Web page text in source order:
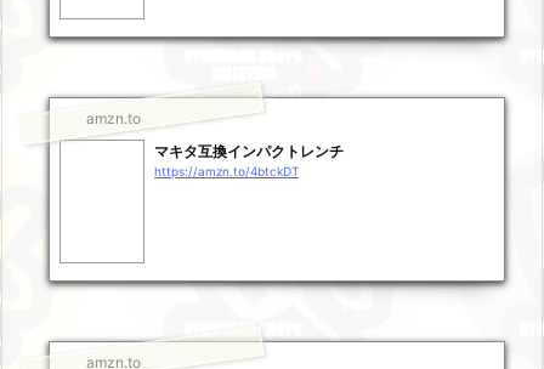
amzn.to
マキタ互換インパクトレンチ
https://amzn.to/4btckDT
amzn.to